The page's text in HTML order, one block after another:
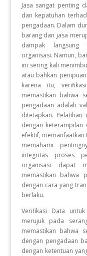
Jasa sangat penting
dan kepatuhan
pengadaan. Dalam
barang dan jasa
dampak langsung
organisasi. Namun,
ini sering kali
atau bahkan
karena itu,
memastikan bahwa
pengadaan adalah
ditetapkan.
dengan keterampilan
efektif,
memahami
integritas proses
organisasi dapat
memastikan bahwa
dengan cara yang
berlaku.
Verifikasi Data
merujuk pada
memastikan bahwa
dengan pengadaan
dengan ketentuan